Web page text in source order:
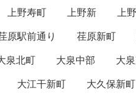
上野寿町 上野新 上
原駅前通り 荏原新町
泉北町 大泉中部 大
大江干新町 大久保新町